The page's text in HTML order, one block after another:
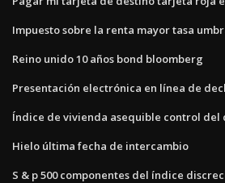
Impuesto sobre la renta mayor tasa
Reino unido 10 años bond bloomberg
Presentación electrónica en línea de
Índice de vivienda asequible control del
Hielo última fecha de intercambio
S & p 500 componentes del índice